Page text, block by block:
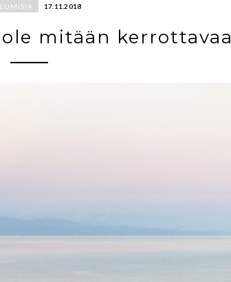
17.11.2018
mitään kerrottavaa